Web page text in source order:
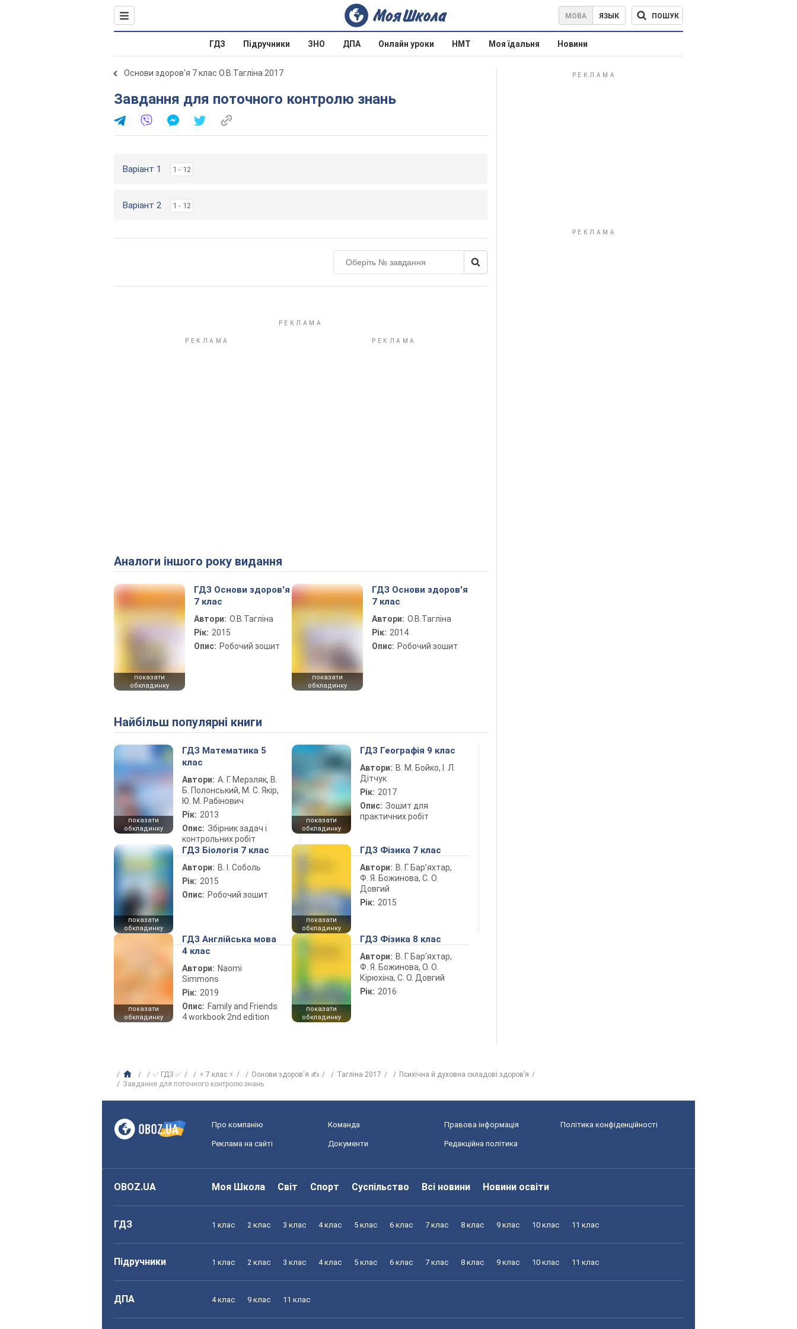
МОВА ЯЗЫК ПОШУК
ГДЗ Підручники ЗНО ДПА Онлайн уроки НМТ Моя їдальня Новини
Основи здоров'я 7 клас О.В.Тагліна 2017
Завдання для поточного контролю знань
Варіант 1 1 - 12
Варіант 2 1 - 12
Аналоги іншого року видання
показати
обкладинку
ГДЗ Основи здоров'я
7 клас
Автори: О.В.Тагліна
Рік: 2015
Опис: Робочий зошит
показати
обкладинку
ГДЗ Основи здоров'я
7 клас
Автори: О.В.Тагліна
Рік: 2014
Опис: Робочий зошит
Найбільш популярні книги
показати
обкладинку
ГДЗ Математика 5
клас
Автори: А. Г. Мерзляк, В.
Б. Полонський, М. С. Якір,
Ю. М. Рабінович
Рік: 2013
Опис: Збірник задач і
контрольних робіт
показати
обкладинку
ГДЗ Географія 9 клас
Автори: В. М. Бойко, І. Л.
Дітчук
Рік: 2017
Опис: Зошит для
практичних робіт
показати
обкладинку
ГДЗ Біологія 7 клас
Автори: В. І. Соболь
Рік: 2015
Опис: Робочий зошит
показати
обкладинку
ГДЗ Фізика 7 клас
Автори: В. Г. Бар’яхтар,
Ф. Я. Божинова, С. О.
Довгий
Рік: 2015
показати
обкладинку
ГДЗ Англійська мова
4 клас
Автори: Naomi
Simmons
Рік: 2019
Опис: Family and Friends
4 workbook 2nd edition
показати
обкладинку
ГДЗ Фізика 8 клас
Автори: В. Г. Бар’яхтар,
Ф. Я. Божинова, О. О.
Кірюхіна, С. О. Довгий
Рік: 2016
✅ ГДЗ ✅ ⚡ 7 клас ⚡ Основи здоров'я ✍ Тагліна 2017
Психічна й духовна складові здоров’я
Завдання для поточного контролю знань
Про компанію Команда Правова інформація Політика конфіденційності
Реклама на сайті Документи Редакційна політика
OBOZ.UA Моя Школа Світ Спорт Суспільство Всі новини Новини освіти
ГДЗ 1 клас 2 клас 3 клас 4 клас 5 клас 6 клас 7 клас 8 клас 9 клас 10 клас 11 клас
Підручники 1 клас 2 клас 3 клас 4 клас 5 клас 6 клас 7 клас 8 клас 9 клас 10 клас 11 клас
ДПА 4 клас 9 клас 11 клас